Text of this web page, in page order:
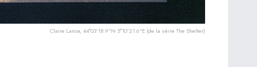
Claire Lance, 44°03’18.9"N 5°10’21.6"E (de la série The Shelter)